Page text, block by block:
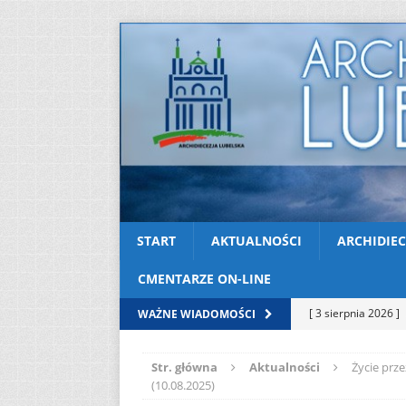
START AKTUALNOŚCI
CMENTARZE ON-LINE
WAŻNE WIADOMOŚCI [ 3 sierpnia 2026 ]
[ 2 sierpnia 2026 ]
Str. główna Aktualności
Życie
(10.08.2025)